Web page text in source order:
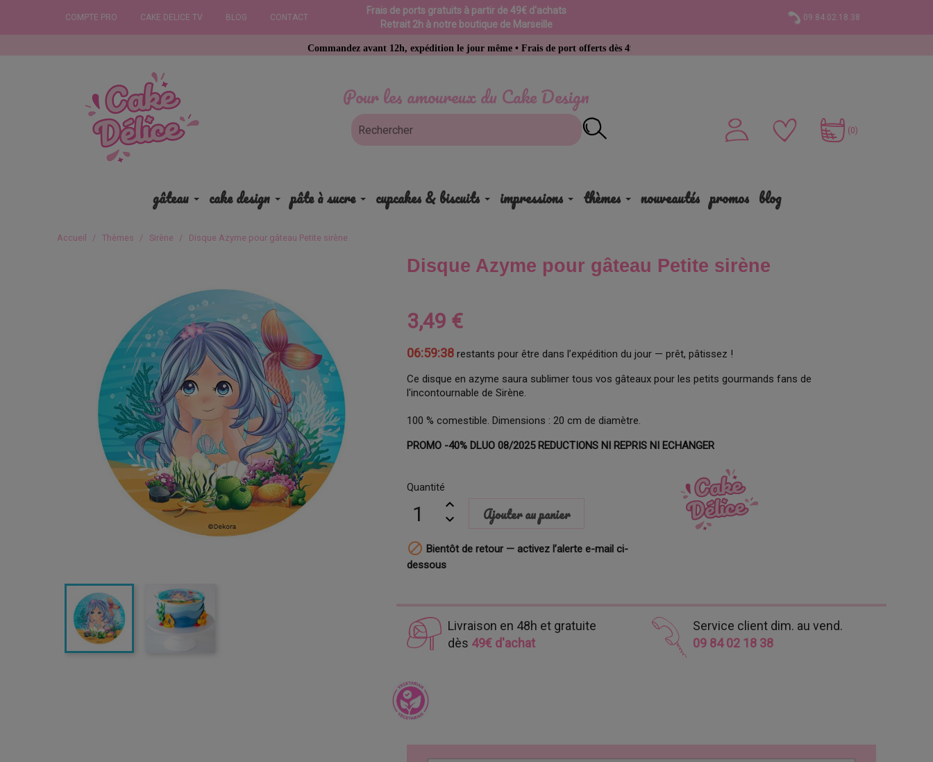
COMPTE PRO CAKE DELICE TV BLOG CONTACT
Frais de ports gratuits à partir de 49€ d'achats
Retrait 2h à notre boutique de Marseille
09.84.02.18.38
Pour les amoureux du Cake Design
Commandez avant 12h, expédition le jour même • Frais de port offerts dès 49 € d’achat
(0)
gâteau cake design pâte à sucre cupcakes & biscuits impressions thèmes nouveautés promos blog
Accueil Thèmes Sirène Disque Azyme pour gâteau Petite sirène
Disque Azyme pour gâteau Petite sirène
3,49 €
06:59:37 restants pour être dans l’expédition du jour — prêt, pâtissez !
Ce disque en azyme saura sublimer tous vos gâteaux pour les petits gourmands fans de
l'incontournable de Sirène.
100 % comestible. Dimensions : 20 cm de diamètre.
PROMO -40% DLUO 08/2025 REDUCTIONS NI REPRIS NI ECHANGER
Quantité
Ajouter au panier
 Bientôt de retour — activez l’alerte e-mail ci-
dessous
Livraison en 48h et gratuite
dès 49€ d'achat
Service client dim. au vend.
09 84 02 18 38